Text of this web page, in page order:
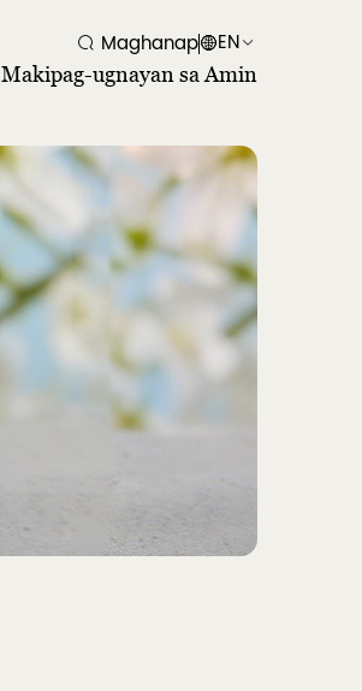
Maghanap EN
Makipag-ugnayan sa Amin